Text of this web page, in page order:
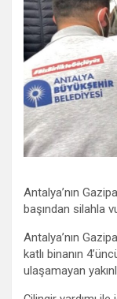
Antalya’nın
başından silahla
Antalya’nın
katlı binanın
ulaşamayan